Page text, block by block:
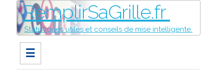
RemplirSaGrille.fr
Statistiques utiles et conseils de mise intelligente.
☰